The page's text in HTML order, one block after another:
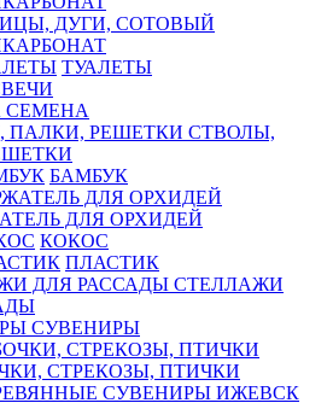
ДУГИ, СОТОВЫЙ
ТУАЛЕТЫ
СЕМЕНА
СТВОЛЫ,
БАМБУК
ДЛЯ ОРХИДЕЙ
КОКОС
ПЛАСТИК
СТЕЛЛАЖИ
СУВЕНИРЫ
СТРЕКОЗЫ, ПТИЧКИ